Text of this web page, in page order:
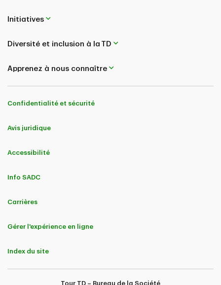
Initiatives
Diversité et inclusion à la TD
Apprenez à nous connaître
Confidentialité et sécurité
Avis juridique
Accessibilité
Info SADC
Carrières
Gérer l'expérience en ligne
Index du site
Tour TD – Bureau de la Société